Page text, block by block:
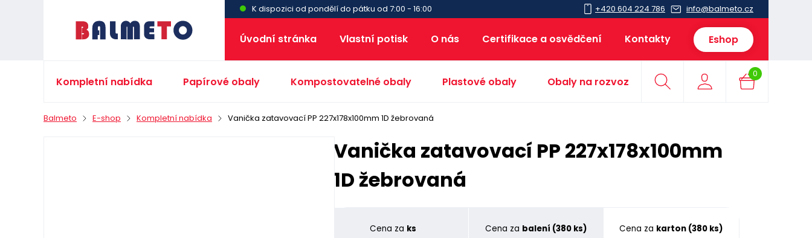
K dispozici od pondělí do pátku od 7:00 - 16:00 +420 604 224 786 info@balmeto.cz
Úvodní stránka Vlastní potisk O nás Certifikace a osvědčení Kontakty Eshop
Kompletní nabídka Papírové obaly Kompostovatelné obaly Plastové obaly Obaly na rozvoz
0
Balmeto E-shop Kompletní nabídka Vanička zatavovací PP 227x178x100mm 1D žebrovaná
Vanička zatavovací PP 227x178x100mm
1D žebrovaná
Cena za ks Cena za balení (380 ks) Cena za karton (380 ks)